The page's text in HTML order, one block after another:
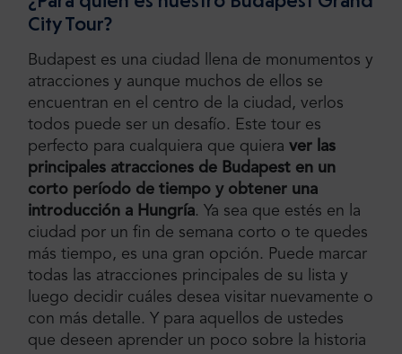
City Tour?
Budapest es una ciudad llena de monumentos y
atracciones y aunque muchos de ellos se
encuentran en el centro de la ciudad, verlos
todos puede ser un desafío. Este tour es
perfecto para cualquiera que quiera ver las
principales atracciones de Budapest en un
corto período de tiempo y obtener una
introducción a Hungría. Ya sea que estés en la
ciudad por un fin de semana corto o te quedes
más tiempo, es una gran opción. Puede marcar
todas las atracciones principales de su lista y
luego decidir cuáles desea visitar nuevamente o
con más detalle. Y para aquellos de ustedes
que deseen aprender un poco sobre la historia